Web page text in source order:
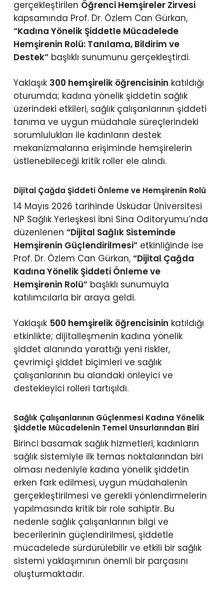
gerçekleştirilen Öğrenci Hemşireler Zirvesi
kapsamında Prof. Dr. Özlem Can Gürkan,
“Kadına Yönelik Şiddetle Mücadelede
Hemşirenin Rolü: Tanılama, Bildirim ve
Destek”başlıklı sunumunu gerçekleştirdi.
Yaklaşık 300 hemşirelik öğrencisinin katıldığı
oturumda; kadına yönelik şiddetin sağlık
üzerindeki etkileri, sağlık çalışanlarının şiddeti
tanıma ve uygun müdahale süreçlerindeki
sorumlulukları ile kadınların destek
mekanizmalarına erişiminde hemşirelerin
üstlenebileceği kritik roller ele alındı.
Dijital Çağda Şiddeti Önleme ve Hemşirenin Rolü
14 Mayıs 2026 tarihinde Üsküdar Üniversitesi
NP Sağlık Yerleşkesi İbni Sina Oditoryumu’nda
düzenlenen “Dijital Sağlık Sisteminde
Hemşirenin Güçlendirilmesi”etkinliğinde ise
Prof. Dr. Özlem Can Gürkan, “Dijital Çağda
Kadına Yönelik Şiddeti Önleme ve
Hemşirenin Rolü”başlıklı sunumuyla
katılımcılarla bir araya geldi.
Yaklaşık 500 hemşirelik öğrencisinin katıldığı
etkinlikte; dijitalleşmenin kadına yönelik
şiddet alanında yarattığı yeni riskler,
çevrimiçi şiddet biçimleri ve sağlık
çalışanlarının bu alandaki önleyici ve
destekleyici rolleri tartışıldı.
Sağlık Çalışanlarının Güçlenmesi Kadına Yönelik
Şiddetle Mücadelenin Temel Unsurlarından Biri
Birinci basamak sağlık hizmetleri, kadınların
sağlık sistemiyle ilk temas noktalarından biri
olması nedeniyle kadına yönelik şiddetin
erken fark edilmesi, uygun müdahalenin
gerçekleştirilmesi ve gerekli yönlendirmelerin
yapılmasında kritik bir role sahiptir. Bu
nedenle sağlık çalışanlarının bilgi ve
becerilerinin güçlendirilmesi, şiddetle
mücadelede sürdürülebilir ve etkili bir sağlık
sistemi yaklaşımının önemli bir parçasını
oluşturmaktadır.